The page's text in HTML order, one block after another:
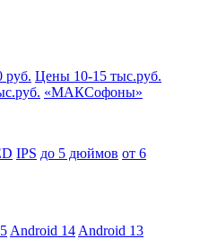
руб. Цены 10-15 тыс.руб.
«МАКСофоны»
IPS до 5 дюймов от 6
Android 14 Android 13